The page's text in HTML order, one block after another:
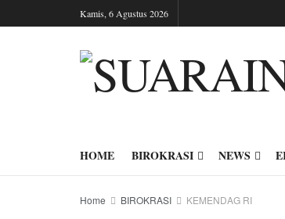
Kamis, 6 Agustus 2026
HOME BIROKRASI NEWS
Home BIROKRASI KEMENDAG RI